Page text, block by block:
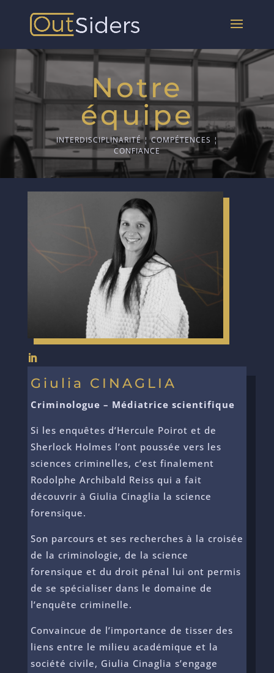
Notre
équipe
INTERDISCIPLINARITÉ ¦ COMPÉTENCES ¦
CONFIANCE
Giulia CINAGLIA
Criminologue – Médiatrice scientifique
Si les enquêtes d’Hercule Poirot et de
Sherlock Holmes l’ont poussée vers les
sciences criminelles, c’est finalement
Rodolphe Archibald Reiss qui a fait
découvrir à Giulia Cinaglia la science
forensique.
Son parcours et ses recherches à la croisée
de la criminologie, de la science
forensique et du droit pénal lui ont permis
de se spécialiser dans le domaine de
l’enquête criminelle.
Convaincue de l’importance de tisser des
liens entre le milieu académique et la
société civile, Giulia Cinaglia s’engage